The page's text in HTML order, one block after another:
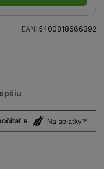
EAN: 5400818666392